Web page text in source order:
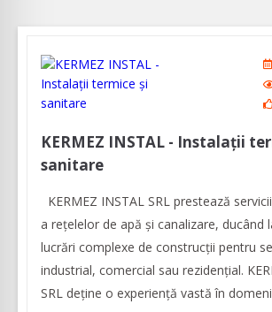
KERMEZ INSTAL - Instalații
sanitare
KERMEZ INSTAL SRL prestează
a rețelelor de apă și canalizare, ducând
lucrări complexe de construcții pentru
industrial, comercial sau rezidențial.
SRL deține o experiență vastă în